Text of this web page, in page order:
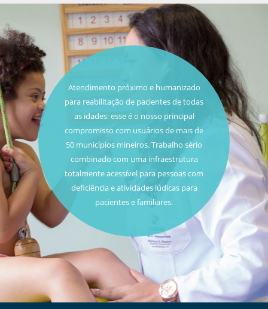
Atendimento próximo e humanizado
para reabilitação de pacientes de todas
as idades: esse é o nosso principal
compromisso com usuários de mais de
50 municípios mineiros. Trabalho sério
combinado com uma infraestrutura
totalmente acessível para pessoas com
deficiência e atividades lúdicas para
pacientes e familiares.